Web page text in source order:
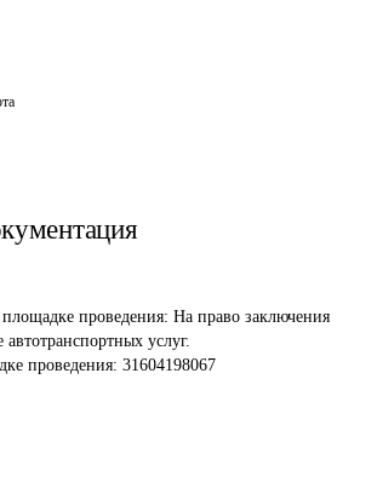
проведения: На право заключения
автотранспортных услуг.
проведения: 31604198067